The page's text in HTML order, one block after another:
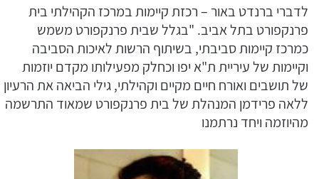
לדברי ברנדט באור – רכזת קיימות במרכז הקהילתי בית
פרנקפורט בתל אביב. "בגלל שבית פרנקפורט משמש
כמרכז קיימות סביבתי, בשיתוף הרשות לאיכות הסביבה
וקיימות של עיריית ת"א יפו וכחלק מפעילותו מקדם יוזמות
של תושבים ואורח חיים מקיים וקהילתי, גילי הביאה את הרעיון
ללאה פרידמן המנהלת של בית פרנקפורט שמאוד התרשמה
מהיוזמה ויחד נרתמנו